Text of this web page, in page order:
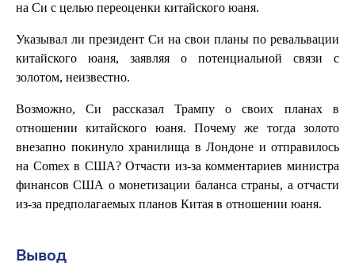
на Си с целью переоценки китайского юаня.
Указывал ли президент Си на свои планы по ревальвации
китайского юаня, заявляя о потенциальной связи с
золотом, неизвестно.
Возможно, Си рассказал Трампу о своих планах в
отношении китайского юаня. Почему же тогда золото
внезапно покинуло хранилища в Лондоне и отправилось
на Comex в США? Отчасти из-за комментариев министра
финансов США о монетизации баланса страны, а отчасти
из-за предполагаемых планов Китая в отношении юаня.
Вывод